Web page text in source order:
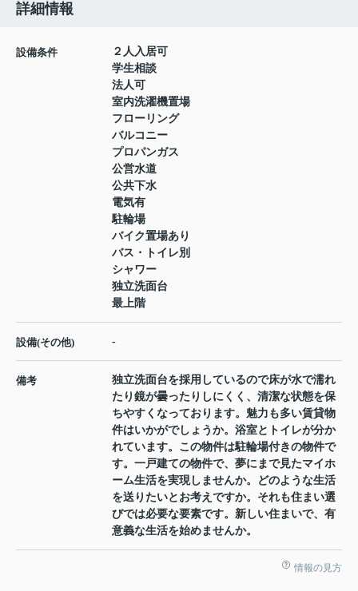
詳細情報
設備条件
２人入居可
学生相談
法人可
室内洗濯機置場
フローリング
バルコニー
プロパンガス
公営水道
公共下水
電気有
駐輪場
バイク置場あり
バス・トイレ別
シャワー
独立洗面台
最上階
設備(その他) -
備考
独立洗面台を採用しているので床が水で濡れ
たり鏡が曇ったりしにくく、清潔な状態を保
ちやすくなっております。魅力も多い賃貸物
件はいかがでしょうか。浴室とトイレが分か
れています。この物件は駐輪場付きの物件で
す。一戸建ての物件で、夢にまで見たマイホ
ーム生活を実現しませんか。どのような生活
を送りたいとお考えですか。それも住まい選
びでは必要な要素です。新しい住まいで、有
意義な生活を始めませんか。
情報の見方